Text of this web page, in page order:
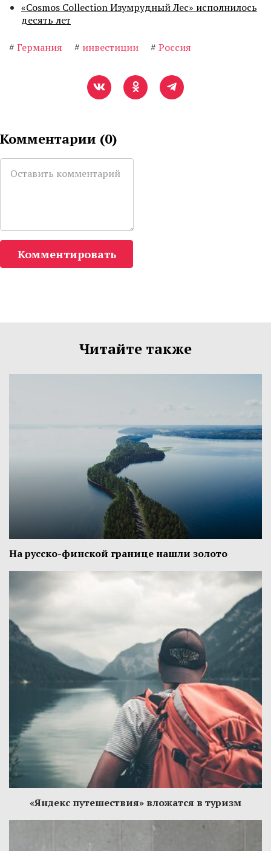
«Cosmos Collection Изумрудный Лес» исполнилось
десять лет
# Германия # инвестиции # Россия
Комментарии (0)
Комментировать
Читайте также
На русско-финской границе нашли золото
«Яндекс путешествия» вложатся в туризм